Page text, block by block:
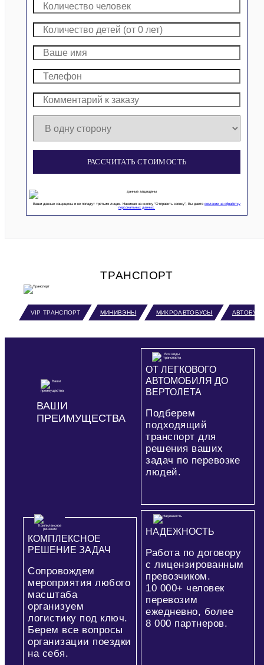
РАССЧИТАТЬ СТОИМОСТЬ
Ваши данные защищены и не попадут третьим лицам. Нажимая на кнопку “Отправить заявку”, Вы даете согласие на обработку
персональных данных.
ТРАНСПОРТ
VIP ТРАНСПОРТ МИНИВЭНЫ МИКРОАВТОБУСЫ
ВАШИ
ПРЕИМУЩЕСТВА
ОТ ЛЕГКОВОГО
АВТОМОБИЛЯ ДО
ВЕРТОЛЕТА
Подберем
подходящий
транспорт для
решения ваших
задач по перевозке
людей.
КОМПЛЕКСНОЕ
РЕШЕНИЕ ЗАДАЧ
Сопровождем
мероприятия любого
масштаба
организуем
логистику под ключ.
Берем все вопросы
организации поездки
на себя.
НАДЕЖНОСТЬ
Работа по договору
с лицензированным
превозчиком.
10 000+ человек
перевозим
ежедневно, более
8 000 партнеров.